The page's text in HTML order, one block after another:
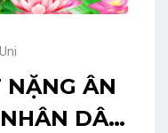
ÂN
DÂN